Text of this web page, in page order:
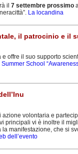
il 7 settembre prossimo
La locandina
il patrocinio e il
offre il suo supporto
Summer School
azione volontaria e
principali vi è inoltre il
la manifestazione, che si
dell’evento